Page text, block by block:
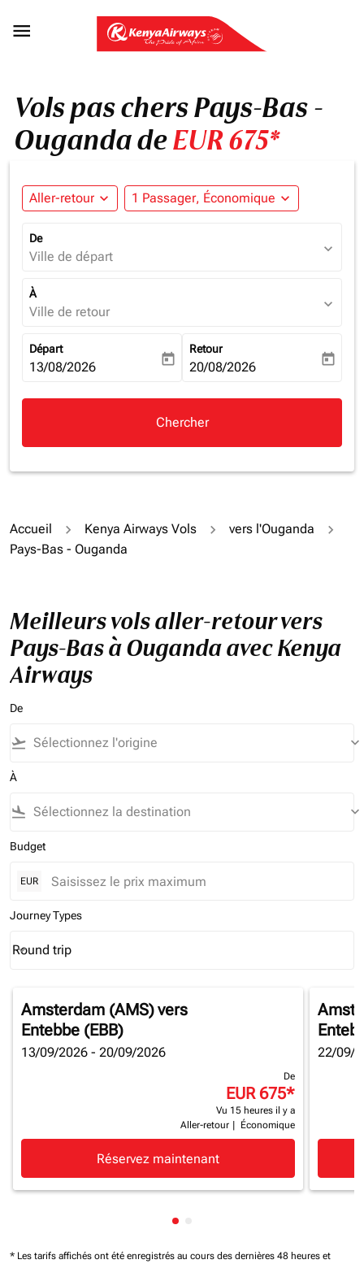

Vols pas chers Pays-Bas -
Ouganda deEUR 675*
Aller-retour expand_more 1 Passager, Économique expand_more
De
Ville de départ expand_more
À
Ville de retour expand_more
Départ
fc-booking-departure-date-aria-label
13/08/2026 today
Retour
fc-booking-return-date-aria-
20/08/2026 today
Chercher
Accueil Kenya Airways Vols
vers l'Ouganda
Pays-Bas - Ouganda
Meilleurs vols aller-retour vers
Pays-Bas à Ouganda avec Kenya
Airways
De
flight_takeoff keyboard_arrow_down
À
flight_land keyboard_arrow_down
Budget
EUR
Journey Types
Journey Types option Round trip Selected
Round trip
keyboard_arrow_down
Amsterdam (AMS)vers
Entebbe (EBB)
13/09/2026 - 20/09/2026
De
EUR 675*
Vu 15 heures il y a
Aller-retour
Économique
Réservez maintenant
22/09/
Affichage de cmp-pagination-
* Les tarifs affichés ont été enregistrés au cours des dernières 48 heures et